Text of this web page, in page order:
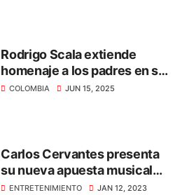
Rodrigo Scala extiende
homenaje a los padres en su
díaCOLOMBIA JUN 15, 2025
Carlos Cervantes presenta
su nueva apuesta musical
titulada ‘El Tenampa’
ENTRETENIMIENTO JAN 12, 2023